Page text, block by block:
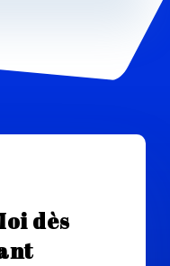
dès